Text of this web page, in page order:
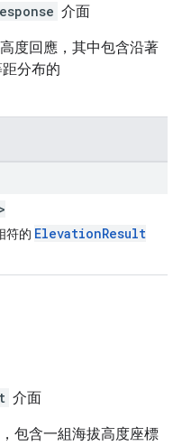
介面
度回應，其中包含沿著
分布的
>
符的 ElevationResult
介面
包含一組海拔高度座標